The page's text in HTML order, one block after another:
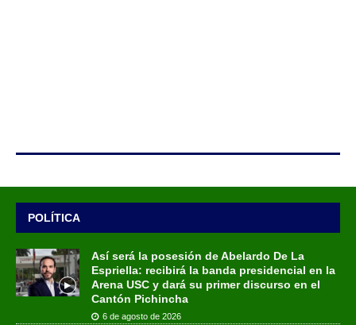
POLÍTICA
Así será la posesión de Abelardo De La
Espriella: recibirá la banda presidencial en la
Arena USC y dará su primer discurso en el
Cantón Pichincha
6 de agosto de 2026